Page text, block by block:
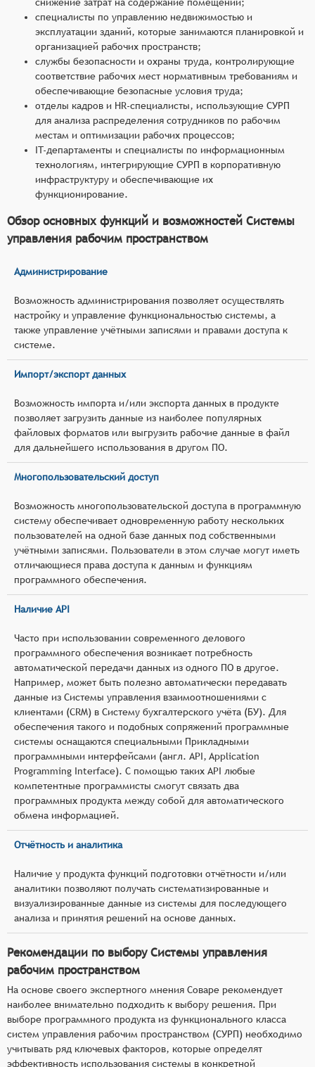
специалисты по управлению недвижимостью и
эксплуатации зданий, которые занимаются планировкой и
организацией рабочих пространств;
службы безопасности и охраны труда, контролирующие
соответствие рабочих мест нормативным требованиям и
обеспечивающие безопасные условия труда;
отделы кадров и HR-специалисты, использующие СУРП
для анализа распределения сотрудников по рабочим
местам и оптимизации рабочих процессов;
IT-департаменты и специалисты по информационным
технологиям, интегрирующие СУРП в корпоративную
инфраструктуру и обеспечивающие их
функционирование.
Обзор основных функций и возможностей Системы
управления рабочим пространством
Администрирование
Возможность администрирования позволяет осуществлять
настройку и управление функциональностью системы, а
также управление учётными записями и правами доступа к
системе.
Импорт/экспорт данных
Возможность импорта и/или экспорта данных в продукте
позволяет загрузить данные из наиболее популярных
файловых форматов или выгрузить рабочие данные в файл
для дальнейшего использования в другом ПО.
Многопользовательский доступ
Возможность многопользовательской доступа в программную
систему обеспечивает одновременную работу нескольких
пользователей на одной базе данных под собственными
учётными записями. Пользователи в этом случае могут иметь
отличающиеся права доступа к данным и функциям
программного обеспечения.
Наличие API
Часто при использовании современного делового
программного обеспечения возникает потребность
автоматической передачи данных из одного ПО в другое.
Например, может быть полезно автоматически передавать
данные из Системы управления взаимоотношениями с
клиентами (CRM) в Систему бухгалтерского учёта (БУ). Для
обеспечения такого и подобных сопряжений программные
системы оснащаются специальными Прикладными
программными интерфейсами (англ. API, Application
Programming Interface). С помощью таких API любые
компетентные программисты смогут связать два
программных продукта между собой для автоматического
обмена информацией.
Отчётность и аналитика
Наличие у продукта функций подготовки отчётности и/или
аналитики позволяют получать систематизированные и
визуализированные данные из системы для последующего
анализа и принятия решений на основе данных.
Рекомендации по выбору Системы управления
рабочим пространством
На основе своего экспертного мнения Соваре рекомендует
наиболее внимательно подходить к выбору решения. При
выборе программного продукта из функционального класса
систем управления рабочим пространством (СУРП) необходимо
учитывать ряд ключевых факторов, которые определят
эффективность использования системы в конкретной